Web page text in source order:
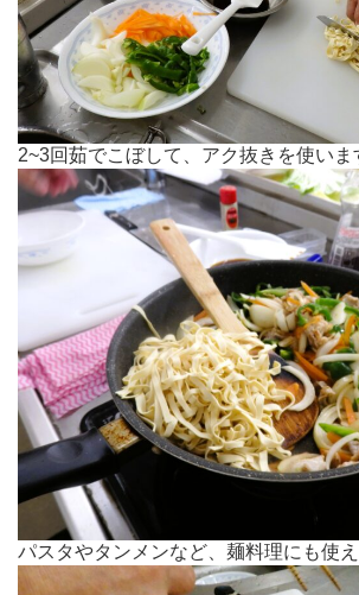
2~3回茹でこぼして、アク抜きを使いま
パスタやタンメンなど、麺料理にも使え